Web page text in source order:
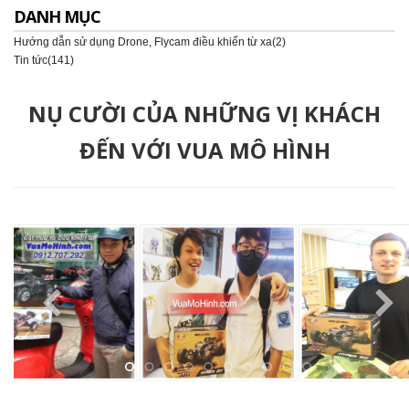
DANH MỤC
Hướng dẫn sử dụng Drone, Flycam điều khiển từ xa(2)
Tin tức(141)
NỤ CƯỜI CỦA NHỮNG VỊ KHÁCH
ĐẾN VỚI VUA MÔ HÌNH